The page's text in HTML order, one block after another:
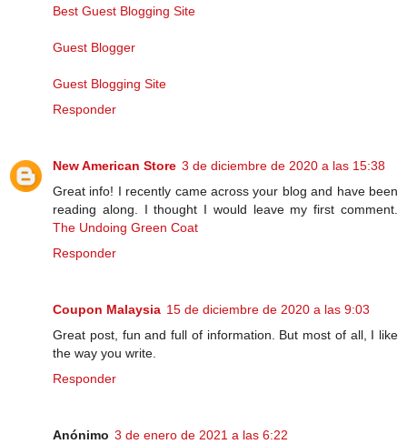
Best Guest Blogging Site
Guest Blogger
Guest Blogging Site
Responder
New American Store 3 de diciembre de 2020 a las 15:38
Great info! I recently came across your blog and have been
reading along. I thought I would leave my first comment.
The Undoing Green Coat
Responder
Coupon Malaysia 15 de diciembre de 2020 a las 9:03
Great post, fun and full of information. But most of all, I like
the way you write.
Responder
Anónimo 3 de enero de 2021 a las 6:22